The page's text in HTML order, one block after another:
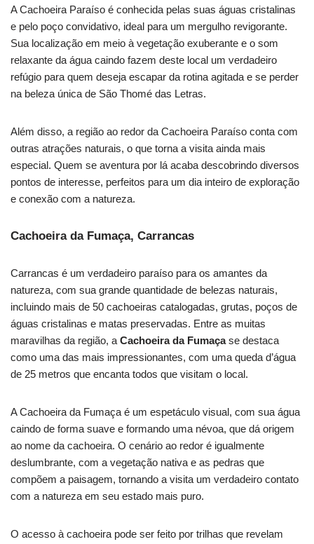
A Cachoeira Paraíso é conhecida pelas suas águas cristalinas
e pelo poço convidativo, ideal para um mergulho revigorante.
Sua localização em meio à vegetação exuberante e o som
relaxante da água caindo fazem deste local um verdadeiro
refúgio para quem deseja escapar da rotina agitada e se perder
na beleza única de São Thomé das Letras.
Além disso, a região ao redor da Cachoeira Paraíso conta com
outras atrações naturais, o que torna a visita ainda mais
especial. Quem se aventura por lá acaba descobrindo diversos
pontos de interesse, perfeitos para um dia inteiro de exploração
e conexão com a natureza.
Cachoeira da Fumaça, Carrancas
Carrancas é um verdadeiro paraíso para os amantes da
natureza, com sua grande quantidade de belezas naturais,
incluindo mais de 50 cachoeiras catalogadas, grutas, poços de
águas cristalinas e matas preservadas. Entre as muitas
maravilhas da região, a Cachoeira da Fumaçase destaca
como uma das mais impressionantes, com uma queda d’água
de 25 metros que encanta todos que visitam o local.
A Cachoeira da Fumaça é um espetáculo visual, com sua água
caindo de forma suave e formando uma névoa, que dá origem
ao nome da cachoeira. O cenário ao redor é igualmente
deslumbrante, com a vegetação nativa e as pedras que
compõem a paisagem, tornando a visita um verdadeiro contato
com a natureza em seu estado mais puro.
O acesso à cachoeira pode ser feito por trilhas que revelam